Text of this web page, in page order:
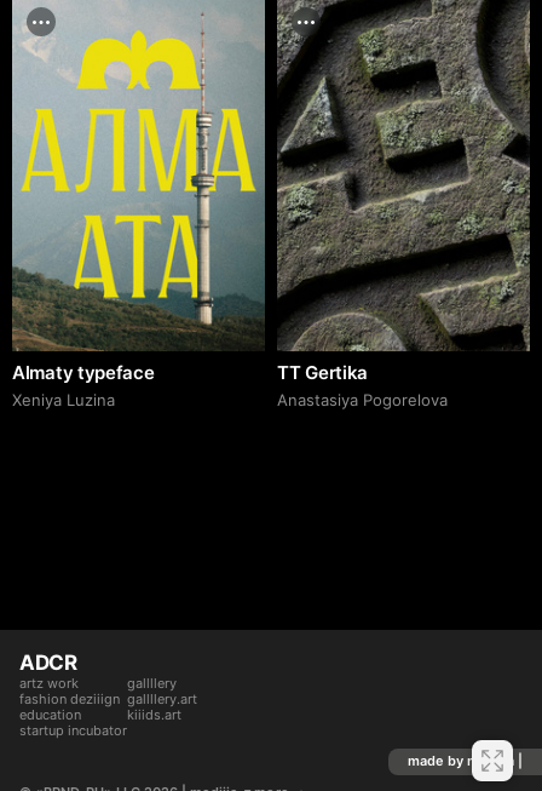
Almaty typeface
Xeniya Luzina
TT Gertika
Anastasiya Pogorelova
ADCR
artz work
fashion deziiign
education
startup incubator
gallllery
gallllery.art
kiiids.art
made by mediiia |